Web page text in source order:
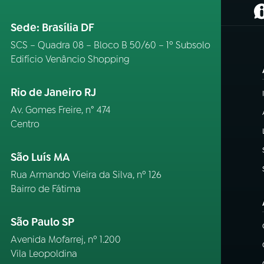
Sede: Brasília DF
SCS – Quadra 08 – Bloco B 50/60 – 1º Subsolo
Edifício Venâncio Shopping
Rio de Janeiro RJ
Av. Gomes Freire, n° 474
Centro
São Luís MA
Rua Armando Vieira da Silva, nº 126
Bairro de Fátima
São Paulo SP
Avenida Mofarrej, nº 1.200
Vila Leopoldina